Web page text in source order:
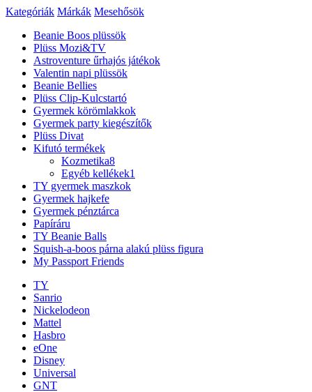
Kategóriák Márkák Mesehősök
Beanie Boos plüssök
Plüss Mozi&TV
Astroventure űrhajós játékok
Valentin napi plüssök
Beanie Bellies
Plüss Clip-Kulcstartó
Gyermek körömlakkok
Gyermek party kiegészítők
Plüss Divat
Kifutó termékek
Kozmetika8
Egyéb kellékek1
TY gyermek maszkok
Gyermek hajkefe
Gyermek pénztárca
Papíráru
TY Beanie Balls
Squish-a-boos párna alakú plüss figura
My Passport Friends
TY
Sanrio
Nickelodeon
Mattel
Hasbro
eOne
Disney
Universal
GNT